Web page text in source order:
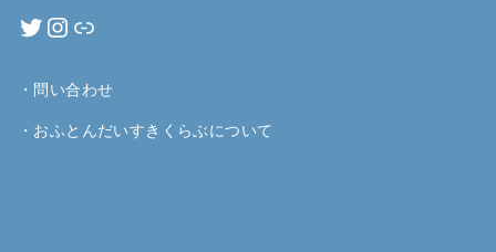
・ 問い合わせ
・ おふとんだいすきくらぶについて